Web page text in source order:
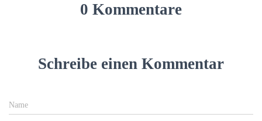
0 Kommentare
Schreibe einen Kommentar
Name